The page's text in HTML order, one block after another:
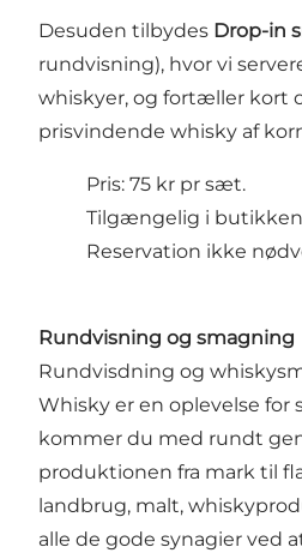
Desuden tilbydes Drop-in
rundvisning), hvor vi
whiskyer, og fortæller kort
prisvindende whisky af
Pris: 75 kr pr sæt.
Tilgængelig i
Reservation ikke
Rundvisning og smagning
Rundvisdning og
Whisky er en oplevelse for
kommer du med rundt
produktionen fra mark til
landbrug, malt,
alle de gode synagier ved